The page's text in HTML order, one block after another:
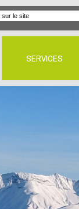
SERVICES